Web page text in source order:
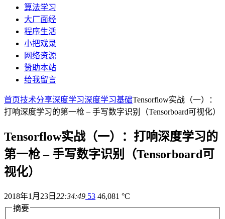
算法学习
大厂面经
程序生活
小把戏录
网络资源
赞助本站
给我留言
首页技术分享深度学习深度学习基础Tensorflow实战（一）：
打响深度学习的第一枪 – 手写数字识别（Tensorboard可视化）
Tensorflow实战（一）：打响深度学习的
第一枪 – 手写数字识别（Tensorboard可
视化）
2018年1月23日 22:34:49 53 46,081 °C
摘要